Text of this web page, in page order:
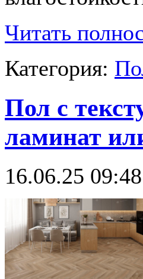
Читать
Категория:
Пол с
ламинат
16.06.25 09:48